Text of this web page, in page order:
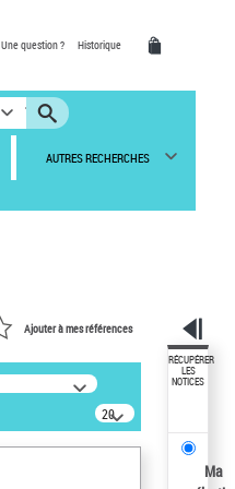
Une question ? Historique
AUTRES RECHERCHES
Ajouter à mes références
20
résultats/page
RÉCUPÉRER
LES
NOTICES
Ma